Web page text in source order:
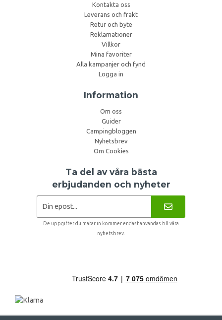
Kontakta oss
Leverans och frakt
Retur och byte
Reklamationer
Villkor
Mina favoriter
Alla kampanjer och fynd
Logga in
Information
Om oss
Guider
Campingbloggen
Nyhetsbrev
Om Cookies
Ta del av våra bästa
erbjudanden och nyheter
De uppgifter du matar in kommer endast användas till våra
nyhetsbrev.